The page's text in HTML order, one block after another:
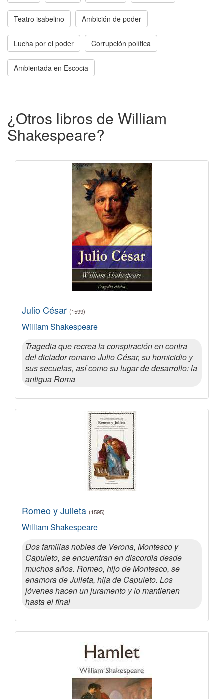
Teatro isabelino Ambición de poder
Lucha por el poder Corrupción política
Ambientada en Escocia
¿Otros libros de William
Shakespeare?
Julio César (1599)
William Shakespeare
Tragedia que recrea la conspiración en contra
del dictador romano Julio César, su homicidio y
sus secuelas, así como su lugar de desarrollo: la
antigua Roma
Romeo y Julieta (1595)
William Shakespeare
Dos familias nobles de Verona, Montesco y
Capuleto, se encuentran en discordia desde
muchos años. Romeo, hijo de Montesco, se
enamora de Julieta, hija de Capuleto. Los
jóvenes hacen un juramento y lo mantienen
hasta el final